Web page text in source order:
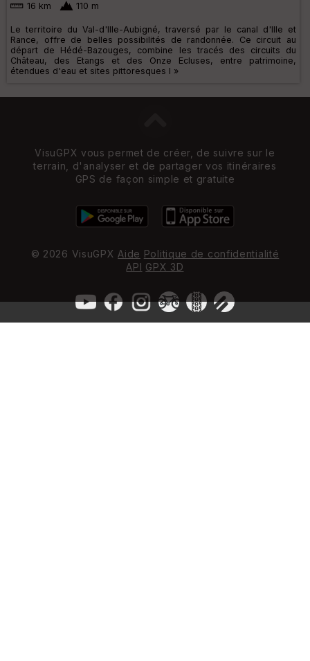
16 km 110 m
Le territoire du Val-d'Ille-Aubigné, traversé par le canal d'Ille et
Rance, offre de belles possibilités de randonnée. Ce circuit au
départ de Hédé-Bazouges, combine les tracés des circuits du
Château, des Etangs et des Onze Ecluses, entre patrimoine,
étendues d'eau et sites pittoresques l »
VisuGPX vous permet de créer, de suivre sur le
terrain, d'analyser et de partager vos itinéraires
GPS de façon simple et gratuite
© 2026 VisuGPX Aide Politique de confidentialité
API GPX 3D